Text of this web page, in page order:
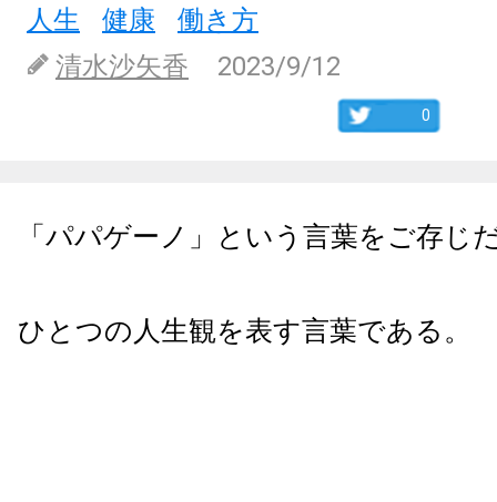
人生 健康
働き方
清水沙矢香
2023/9/12
0
「パパゲーノ」という言葉をご存じ
ひとつの人生観を表す言葉である。